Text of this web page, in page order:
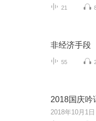
21
非经济手段
55
2018国庆吟